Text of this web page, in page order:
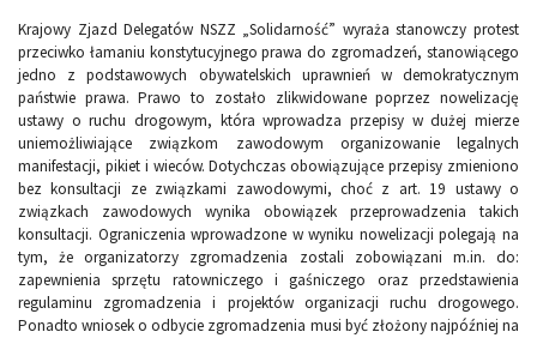
Krajowy Zjazd Delegatów NSZZ „Solidarność” wyraża stanowczy protest
przeciwko łamaniu konstytucyjnego prawa do zgromadzeń, stanowiącego
jedno z podstawowych obywatelskich uprawnień w demokratycznym
państwie prawa. Prawo to zostało zlikwidowane poprzez nowelizację
ustawy o ruchu drogowym, która wprowadza przepisy w dużej mierze
uniemożliwiające związkom zawodowym organizowanie legalnych
manifestacji, pikiet i wieców. Dotychczas obowiązujące przepisy zmieniono
bez konsultacji ze związkami zawodowymi, choć z art. 19 ustawy o
związkach zawodowych wynika obowiązek przeprowadzenia takich
konsultacji. Ograniczenia wprowadzone w wyniku nowelizacji polegają na
tym, że organizatorzy zgromadzenia zostali zobowiązani m.in. do:
zapewnienia sprzętu ratowniczego i gaśniczego oraz przedstawienia
regulaminu zgromadzenia i projektów organizacji ruchu drogowego.
Ponadto wniosek o odbycie zgromadzenia musi być złożony najpóźniej na